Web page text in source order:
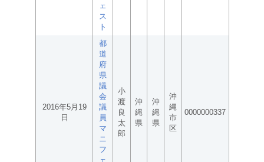
ェ
ス
ト
2016年5月19
日
都
道
府
県
議
会
議
員
マ
ニ
フ
ェ
小
渡
良
太
郎
沖
縄
県
沖
縄
県
沖
縄
市
区
0000000337